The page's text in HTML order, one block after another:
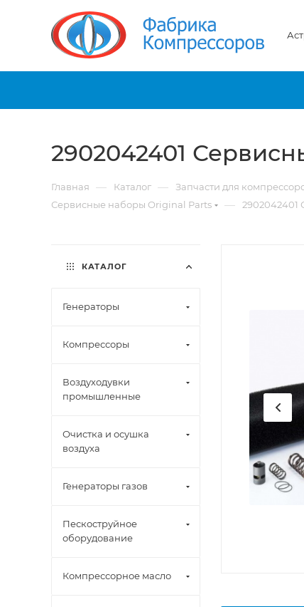
2902042401
Главная — Каталог — Запчасти для
Сервисные наборы Original Parts — 2902042401
КАТАЛОГ
Генераторы
Компрессоры
Воздуходувки
промышленные
Очистка и осушка
воздуха
Генераторы газов
Пескоструйное
оборудование
Компрессорное масло